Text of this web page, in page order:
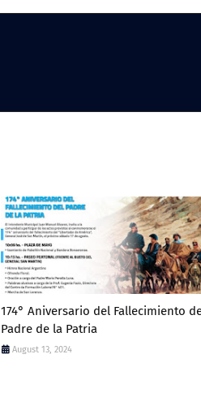
174° Aniversario del Fallecimiento
Padre de la Patria
August 13, 2024